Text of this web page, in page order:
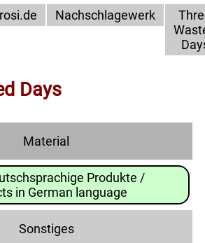
Nachschlagewerk
Days
Material
Produkte /
in German language
Sonstiges